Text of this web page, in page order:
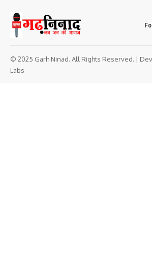
© 2025 Garh Ninad. All Rights Reserved. |
Labs